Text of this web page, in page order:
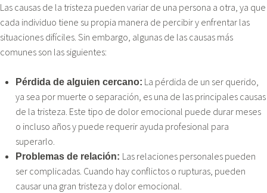
Las causas de la tristeza pueden variar de una persona a otra, ya que
cada individuo tiene su propia manera de percibir y enfrentar las
situaciones difíciles. Sin embargo, algunas de las causas más
comunes son las siguientes:
Pérdida de alguien cercano: La pérdida de un ser querido,
ya sea por muerte o separación, es una de las principales causas
de la tristeza. Este tipo de dolor emocional puede durar meses
o incluso años y puede requerir ayuda profesional para
superarlo.
Problemas de relación: Las relaciones personales pueden
ser complicadas. Cuando hay conflictos o rupturas, pueden
causar una gran tristeza y dolor emocional.